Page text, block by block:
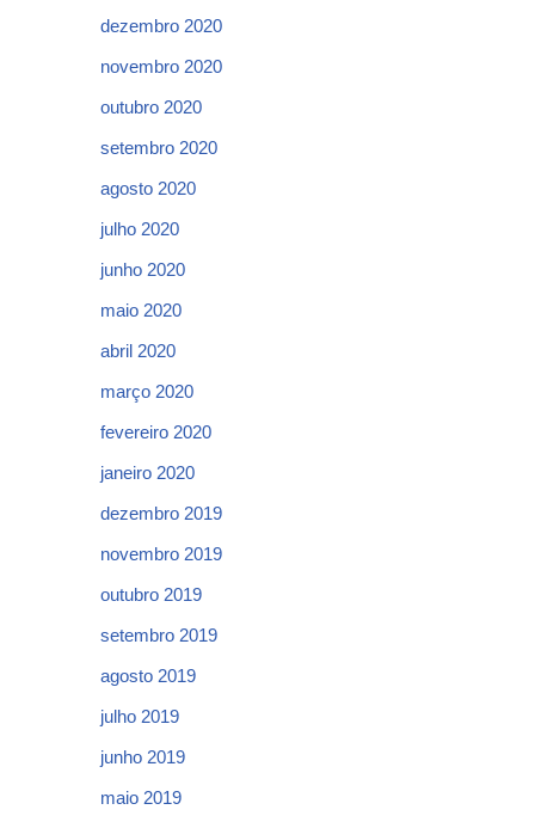
dezembro 2020
novembro 2020
outubro 2020
setembro 2020
agosto 2020
julho 2020
junho 2020
maio 2020
abril 2020
março 2020
fevereiro 2020
janeiro 2020
dezembro 2019
novembro 2019
outubro 2019
setembro 2019
agosto 2019
julho 2019
junho 2019
maio 2019